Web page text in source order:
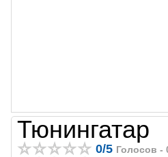
Тюнингатар
0/5 Голосов -